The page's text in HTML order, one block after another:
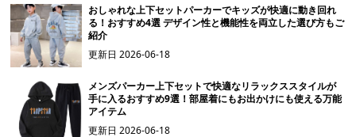
おしゃれな上下セットパーカーでキッズが快適に動き回れ
る！おすすめ4選 デザイン性と機能性を両立した選び方もご
紹介
更新日2026-06-18
メンズパーカー上下セットで快適なリラックススタイルが
手に入るおすすめ9選！部屋着にもお出かけにも使える万能
アイテム
更新日2026-06-18